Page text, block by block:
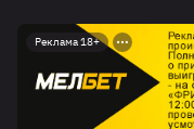
Реклама 18+